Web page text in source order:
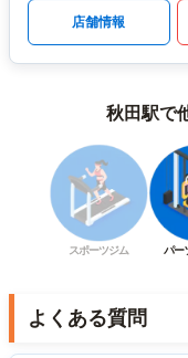
店舗情報
秋田駅で
スポーツジム パー
よくある質問